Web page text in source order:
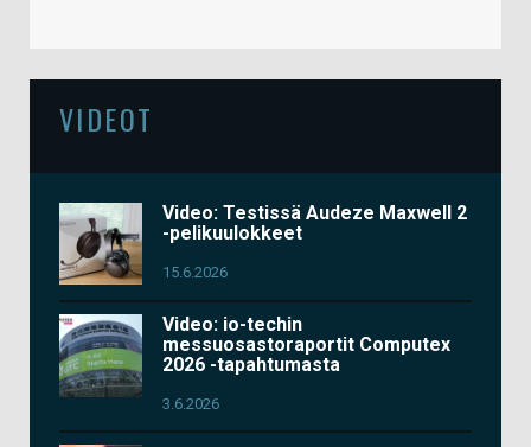
VIDEOT
Video: Testissä Audeze Maxwell 2
-pelikuulokkeet
15.6.2026
Video: io-techin
messuosastoraportit Computex
2026 -tapahtumasta
3.6.2026